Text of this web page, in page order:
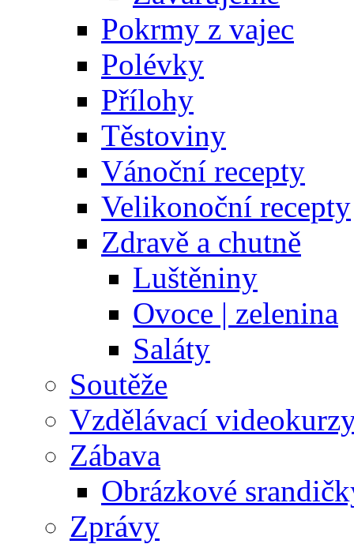
Pokrmy z vajec
Polévky
Přílohy
Těstoviny
Vánoční recepty
Velikonoční recepty
Zdravě a chutně
Luštěniny
Ovoce | zelenina
Saláty
Soutěže
Vzdělávací
Zábava
Obrázkové
Zprávy